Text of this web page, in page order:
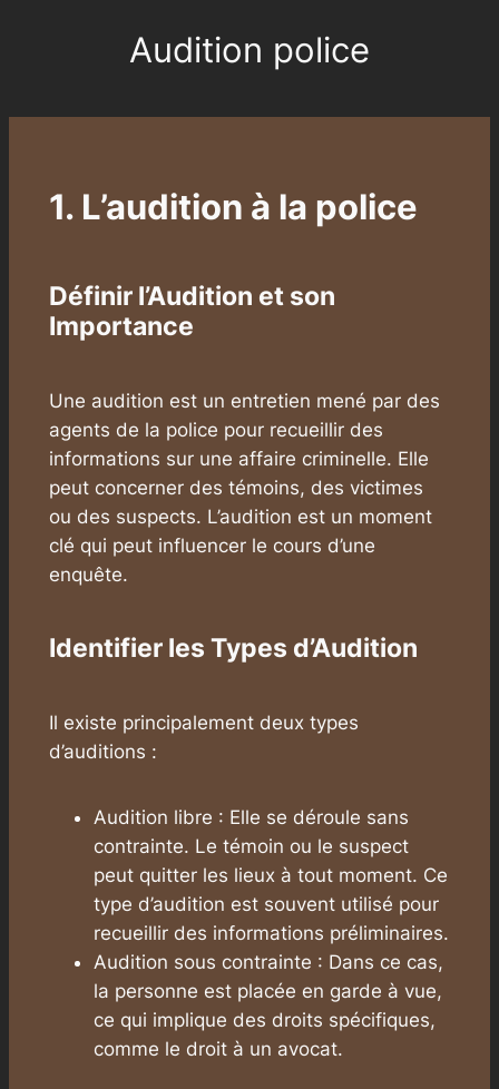
Audition police
1. L’audition à la police
Définir l’Audition et son
Importance
Une audition est un entretien mené par des
agents de la police pour recueillir des
informations sur une affaire criminelle. Elle
peut concerner des témoins, des victimes
ou des suspects. L’audition est un moment
clé qui peut influencer le cours d’une
enquête.
Identifier les Types d’Audition
Il existe principalement deux types
d’auditions :
Audition libre : Elle se déroule sans
contrainte. Le témoin ou le suspect
peut quitter les lieux à tout moment. Ce
type d’audition est souvent utilisé pour
recueillir des informations préliminaires.
Audition sous contrainte : Dans ce cas,
la personne est placée en garde à vue,
ce qui implique des droits spécifiques,
comme le droit à un avocat.